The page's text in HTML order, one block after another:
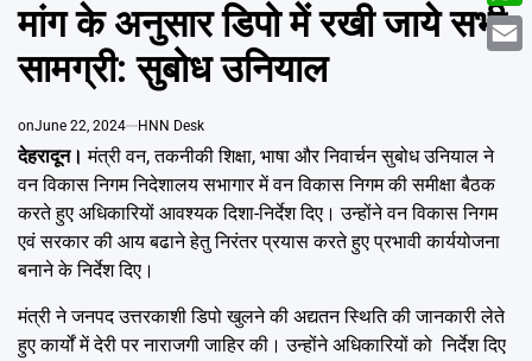
मांग के अनुसार डिपो में रखी जाये सभी
सामग्री: सुबोध उनियाल
onJune 22, 2024 HNN Desk
देहरादून। मंत्री वन, तकनीकी शिक्षा, भाषा और निवार्चन सुबोध उनियाल ने
वन विकास निगम निदेशालय सभागार में वन विकास निगम की समीक्षा बैठक
करते हुए अधिकारियों आवश्यक दिशा-निर्देश दिए। उन्होंने वन विकास निगम
एवं सरकार की आय बढाने हेतु निरंतर प्रयास करते हुए प्रभावी कार्ययोजना
बनाने के निर्देश दिए।
मंत्री ने जनपद उत्तरकाशी डिपो खुलने की अद्यतन स्थिति की जानकारी लेते
हुए कार्यों में देरी पर नाराजगी जाहिर की। उन्होंने अधिकारियों को निर्देश दिए